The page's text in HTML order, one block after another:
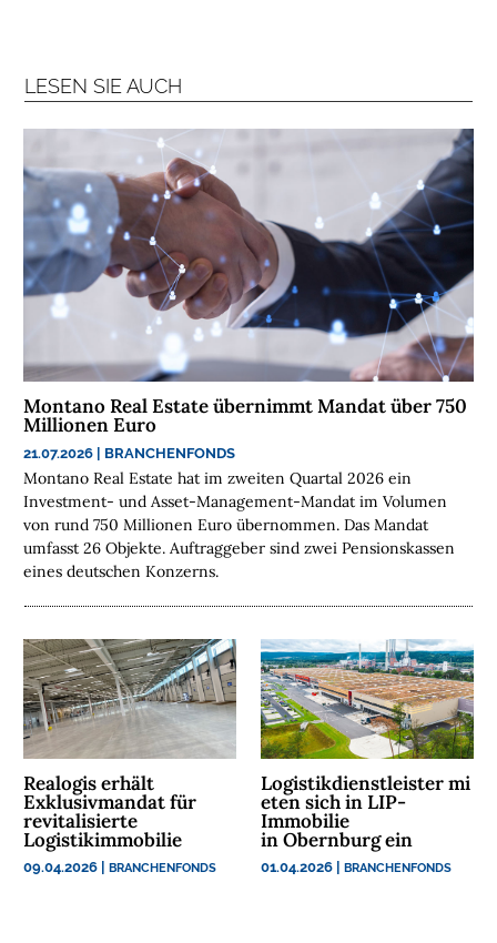
A
H
E
N
O
D
S
N
S
C
H
E
N
N
H
H
A
L
T
G
K
E
I
T
LESEN SIE AUCH
Montano Real Estate übernimmt Mandat über 750
Millionen Euro
21.07.2026 BRANCHENFONDS
Montano Real Estate hat im zweiten Quartal 2026 ein
Investment- und Asset-Management-Mandat im Volumen
von rund 750 Millionen Euro übernommen. Das Mandat
umfasst 26 Objekte. Auftraggeber sind zwei Pensionskassen
eines deutschen Konzerns.
Realogis erhält
Exklusivmandat für
revitalisierte
Logistikimmobilie
09.04.2026 |BRANCHENFONDS
Logistikdienstleister mi
eten sich in LIP-
Immobilie
in Obernburg ein
01.04.2026 |BRANCHENFONDS